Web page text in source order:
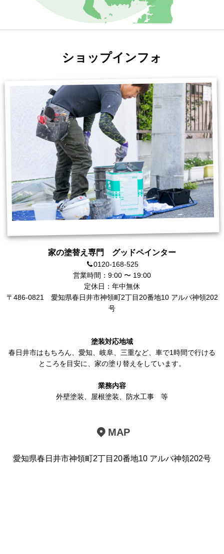
ショップインフォ
家の塗替え専門 グッドペインター
0120-168-525
営業時間：9:00 〜 19:00
定休日：年中無休
〒486-0821 愛知県春日井市神領町2丁目20番地10 アルバ神領202
号
塗装対応地域
春日井市はもちろん、 愛知、岐阜、三重など、車で1時間で行ける
ところを目安に、家の塗り替えをしています。
業務内容
外壁塗装、 屋根塗装、 防水工事 等
MAP
愛知県春日井市神領町2丁目20番地10 アルバ神領202号